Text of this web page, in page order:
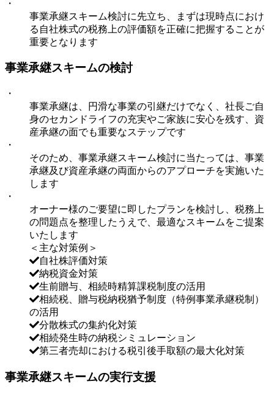
・
事業承継スキーム検討に先立ち、まずは現時点におけ
る自社株式の税務上の評価額を正確に把握することが
重要となります
事業承継スキームの検討
・
事業承継は、円滑な事業の引継だけでなく、社長ご自
身のセカンドライフの充実やご家族に安心を残す、資
産承継の面でも重要なステップです
・
そのため、事業承継スキーム検討に当たっては、事業
承継及び資産承継の両面からのアプローチを実施いた
します
・
オーナー様のご要望に即したプランを検討し、税務上
の問題点を整理したうえで、最適なスキームをご提案
いたします
＜主な対策例＞
自社株評価対策
納税資金対策
生前贈与、相続時精算課税制度の活用
相続税、贈与税納税猶予制度（特例事業承継税制）
の活用
分散株式の集約化対策
相続発生時の納税シミュレーション
第三者売却における税引後手取額の最大化対策
事業承継スキームの実行支援